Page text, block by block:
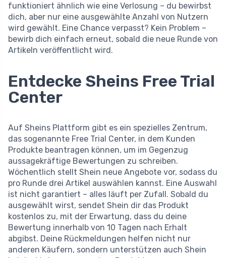
funktioniert ähnlich wie eine Verlosung – du bewirbst
dich, aber nur eine ausgewählte Anzahl von Nutzern
wird gewählt. Eine Chance verpasst? Kein Problem –
bewirb dich einfach erneut, sobald die neue Runde von
Artikeln veröffentlicht wird.
Entdecke Sheins Free Trial
Center
Auf Sheins Plattform gibt es ein spezielles Zentrum,
das sogenannte Free Trial Center, in dem Kunden
Produkte beantragen können, um im Gegenzug
aussagekräftige Bewertungen zu schreiben.
Wöchentlich stellt Shein neue Angebote vor, sodass du
pro Runde drei Artikel auswählen kannst. Eine Auswahl
ist nicht garantiert – alles läuft per Zufall. Sobald du
ausgewählt wirst, sendet Shein dir das Produkt
kostenlos zu, mit der Erwartung, dass du deine
Bewertung innerhalb von 10 Tagen nach Erhalt
abgibst. Deine Rückmeldungen helfen nicht nur
anderen Käufern, sondern unterstützen auch Shein